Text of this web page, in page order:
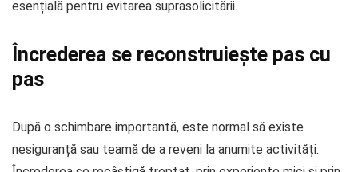
esențială pentru evitarea suprasolicitării.
Încrederea se reconstruiește pas cu
pas
După o schimbare importantă, este normal să existe
nesiguranță sau teamă de a reveni la anumite activități.